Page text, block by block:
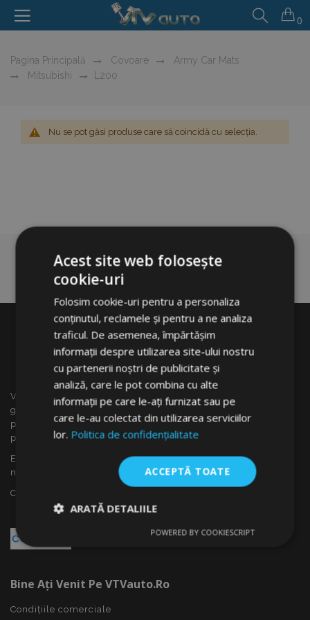
0
Pagina Principală Covoare
Army Car Mats
Mitsubishi
L200
Nu se pot găsi produse care să coincidă cu selecția.
VTVauto este un vânzător cu amănuntul și distrubuitor en
gros al accesoriilor auto din Slovacia, cum ar fi: capace
pentru roti, deflectoare pentru geamuri(paravînturi), huse
pentru autoturisme, covorașe, huse și rame cromate ...
Ești interesat de dropshipping sau vrei să devii partenerul
nostru?
Contactează-ne azi!
Bine Ați Venit Pe VTVauto.ro
Condițiile comerciale
Acest site web folosește
cookie-uri
Folosim cookie-uri pentru a personaliza
conținutul, reclamele și pentru a ne analiza
traficul. De asemenea, împărtășim
informații despre utilizarea site-ului nostru
cu partenerii noștri de publicitate și
analiză, care le pot combina cu alte
informații pe care le-ați furnizat sau pe
care le-au colectat din utilizarea serviciilor
lor. Politica de confidențialitate
ACCEPTĂ TOATE
ARATĂ DETALIILE
necesare
De
De
POWERED BY COOKIESCRIPT